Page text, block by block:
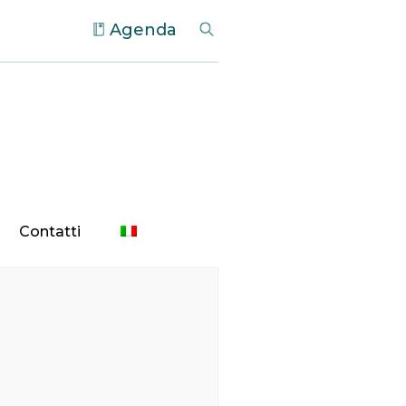
Agenda
Contatti